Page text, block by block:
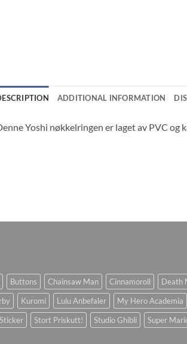
ADDITIONAL INFORMATION
Yoshi nøkkelringen er laget av PVC og
Buttons Chainsaw Man Cinnamoroll Death
Kuromi Lulu Anbefaler My Hero Academia
Sticker Stort Priskutt! Studio Ghibli Super